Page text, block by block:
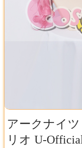
アークナイツ
リオ U-